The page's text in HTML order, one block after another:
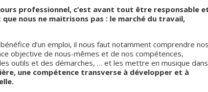
professionnel, c’est avant tout être responsable
nous ne maitrisons pas : le marché du travail,
d’un emploi, il nous faut notamment comprendre
objective de nous-mêmes et de nos compétences,
outils et des démarches, … et les mettre en musique dans
une compétence transverse à développer et à